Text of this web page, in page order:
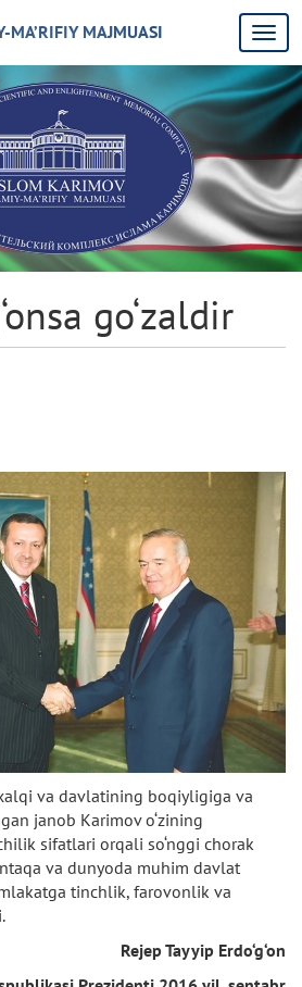
MAJMUASI
go‘zaldir
va davlatining boqiyligiga va
janob Karimov o‘zining
sifatlari orqali so‘nggi chorak
va dunyoda muhim davlat
tinchlik, farovonlik va
Rejep Tayyip Erdo‘g‘on